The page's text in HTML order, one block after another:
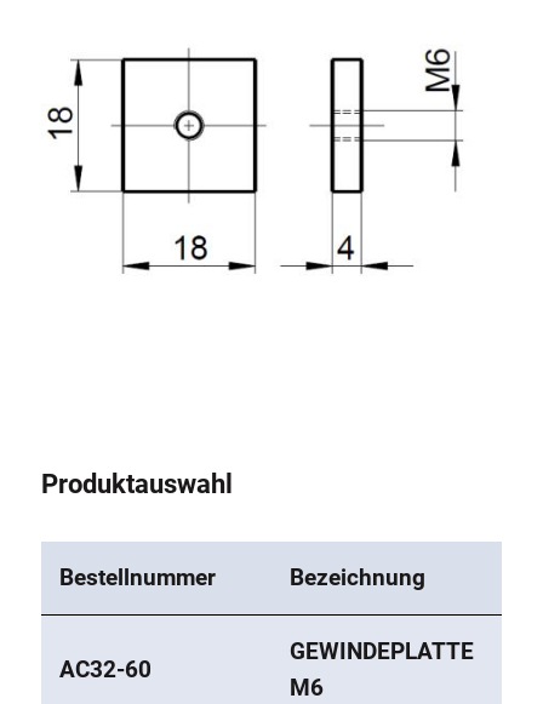
Produktauswahl
Bestellnummer Bezeichnung
AC32-60
GEWINDEPLATTE
M6